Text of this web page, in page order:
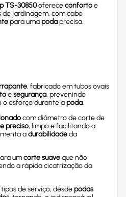
TS-30850oferececonfortoe
jardinagem, com cabo
para umapodaprecisa.
, fabricado em tubos ovais
esegurança, prevenindo
o esforço durante apoda.
com diâmetro de corte de
preciso, limpo e facilitando a
adurabilidadeda
umcorte suaveque não
a rápida cicatrização da
de serviço, desdepodas